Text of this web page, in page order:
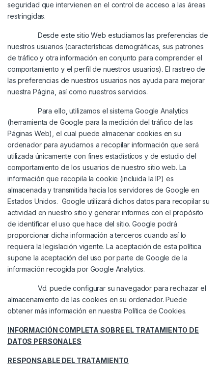
seguridad que intervienen en el control de acceso a las áreas
restringidas.
Desde este sitio Web estudiamos las preferencias de
nuestros usuarios (características demográficas, sus patrones
de tráfico y otra información en conjunto para comprender el
comportamiento y el perfil de nuestros usuarios). El rastreo de
las preferencias de nuestros usuarios nos ayuda para mejorar
nuestra Página, así como nuestros servicios.
Para ello, utilizamos el sistema Google Analytics
(herramienta de Google para la medición del tráfico de las
Páginas Web), el cual puede almacenar cookies en su
ordenador para ayudarnos a recopilar información que será
utilizada únicamente con fines estadísticos y de estudio del
comportamiento de los usuarios de nuestro sitio web. La
información que recopila la cookie (incluida la IP) es
almacenada y transmitida hacia los servidores de Google en
Estados Unidos. Google utilizará dichos datos para recopilar su
actividad en nuestro sitio y generar informes con el propósito
de identificar el uso que hace del sitio. Google podrá
proporcionar dicha información a terceros cuando así lo
requiera la legislación vigente. La aceptación de esta política
supone la aceptación del uso por parte de Google de la
información recogida por Google Analytics.
Vd. puede configurar su navegador para rechazar el
almacenamiento de las cookies en su ordenador. Puede
obtener más información en nuestra Política de Cookies.
INFORMACIÓN COMPLETA SOBRE EL TRATAMIENTO DE
DATOS PERSONALES
RESPONSABLE DEL TRATAMIENTO